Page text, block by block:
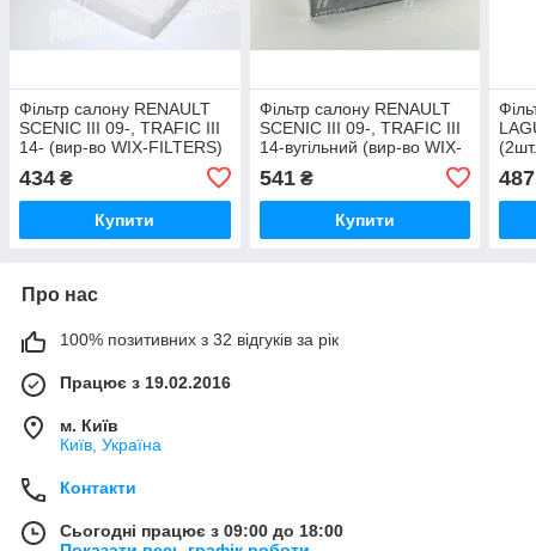
Фільтр салону RENAULT
SCENIC III 09-, TRAFIC III
14- (вир-во WIX-FILTERS)
434 ₴
Купити
Фільтр салону RENAULT
SCENIC III 09-, TRAFIC III
14-вугільний (вир-во WIX-
FILTERS) WP9383 UA51
541₴
Купити
487
Про нас
100% позитивних з 32 відгуків за рік
Працює з 19.02.2016
м. Київ
Київ, Україна
Контакти
Сьогодні працює з 09:00 до 18:00